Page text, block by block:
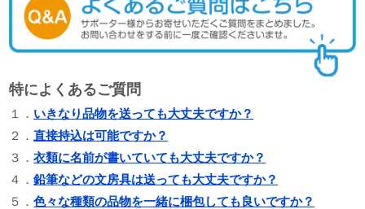
特によくあるご質問
１． いきなり品物を送っても大丈夫ですか？
２．直接持込は可能ですか？
３．衣類に名前が書いていても大丈夫ですか？
４．鉛筆などの文房具は送っても大丈夫ですか？
５．色々な種類の品物を一緒に梱包しても良いですか？